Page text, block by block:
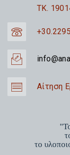
TK.
Αίτηση
το